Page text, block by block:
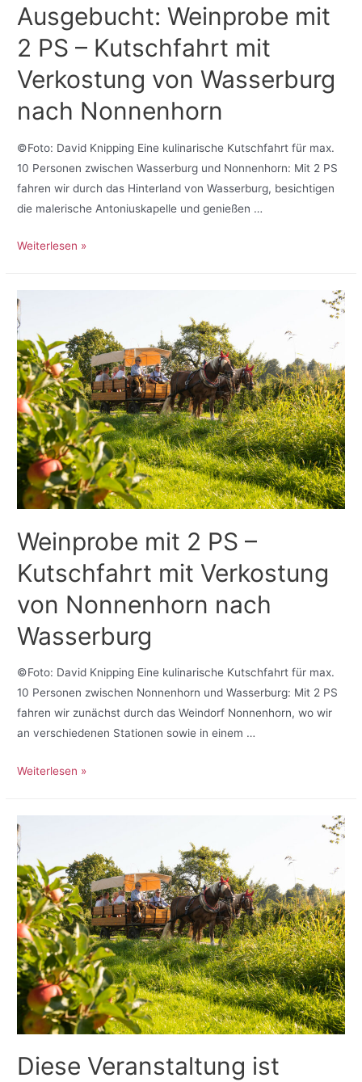
Ausgebucht: Weinprobe mit
2 PS – Kutschfahrt mit
Verkostung von Wasserburg
nach Nonnenhorn
©Foto: David Knipping Eine kulinarische Kutschfahrt für max.
10 Personen zwischen Wasserburg und Nonnenhorn: Mit 2 PS
fahren wir durch das Hinterland von Wasserburg, besichtigen
die malerische Antoniuskapelle und genießen …
Weiterlesen »
Weinprobe mit 2 PS –
Kutschfahrt mit Verkostung
von Nonnenhorn nach
Wasserburg
©Foto: David Knipping Eine kulinarische Kutschfahrt für max.
10 Personen zwischen Nonnenhorn und Wasserburg: Mit 2 PS
fahren wir zunächst durch das Weindorf Nonnenhorn, wo wir
an verschiedenen Stationen sowie in einem …
Weiterlesen »
Diese Veranstaltung ist